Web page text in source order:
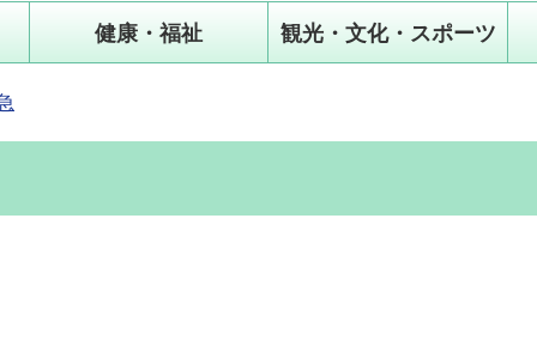
健康・福祉 観光・文化・スポーツ